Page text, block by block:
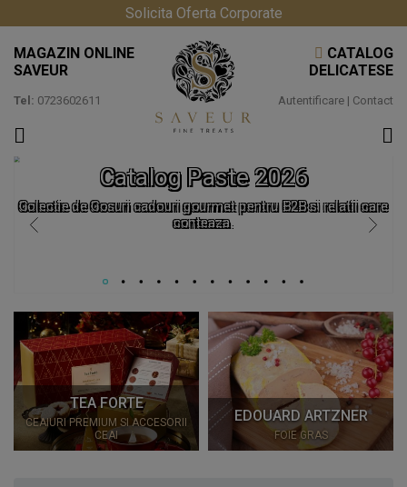
Solicita Oferta Corporate
MAGAZIN ONLINE
SAVEUR
Tel: 0723602611
CATALOG
DELICATESE
Autentificare | Contact
Catalog Paste 2026
Colectie de Cosuri cadouri gourmet pentru B2B si relatii care
conteaza.
TEA FORTE
CEAIURI PREMIUM SI ACCESORII
CEAI
EDOUARD ARTZNER
FOIE GRAS